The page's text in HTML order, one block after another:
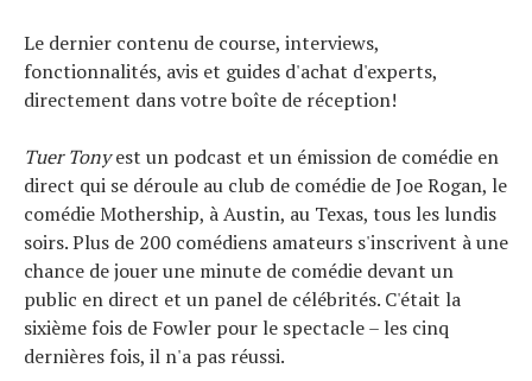
Le dernier contenu de course, interviews,
fonctionnalités, avis et guides d'achat d'experts,
directement dans votre boîte de réception!
Tuer Tonyest un podcast et un émission de comédie en
direct qui se déroule au club de comédie de Joe Rogan, le
comédie Mothership, à Austin, au Texas, tous les lundis
soirs. Plus de 200 comédiens amateurs s'inscrivent à une
chance de jouer une minute de comédie devant un
public en direct et un panel de célébrités. C'était la
sixième fois de Fowler pour le spectacle – les cinq
dernières fois, il n'a pas réussi.